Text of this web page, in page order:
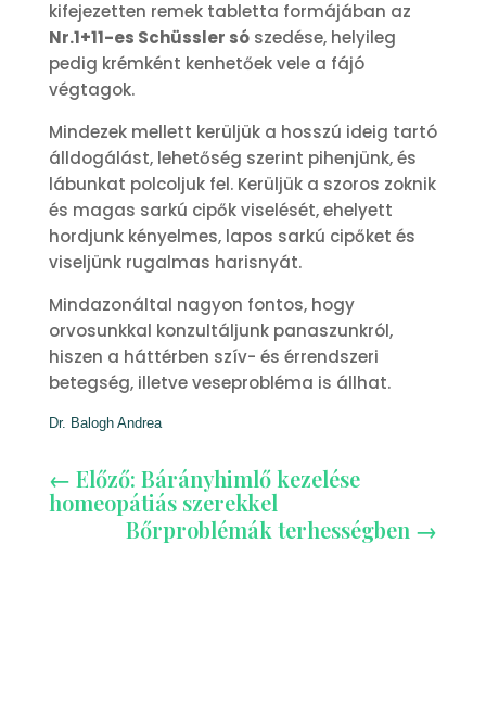
kifejezetten remek tabletta formájában az
Nr.1+11-es Schüssler sószedése, helyileg
pedig krémként kenhetőek vele a fájó
végtagok.
Mindezek mellett kerüljük a hosszú ideig tartó
álldogálást, lehetőség szerint pihenjünk, és
lábunkat polcoljuk fel. Kerüljük a szoros zoknik
és magas sarkú cipők viselését, ehelyett
hordjunk kényelmes, lapos sarkú cipőket és
viseljünk rugalmas harisnyát.
Mindazonáltal nagyon fontos, hogy
orvosunkkal konzultáljunk panaszunkról,
hiszen a háttérben szív- és érrendszeri
betegség, illetve veseprobléma is állhat.
Dr. Balogh Andrea
← Előző: Bárányhimlő kezelése
homeopátiás szerekkel
Bőrproblémák terhességben →